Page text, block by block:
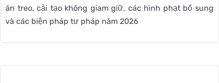
án treo, cải tạo không giam giữ, các hình phạt bổ sung
và các biện pháp tư pháp năm 2026